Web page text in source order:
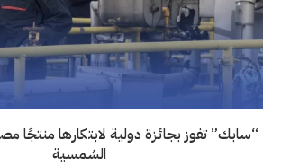
“سابك” تفوز بجائزة دولية لابتكارها منتجًا
الشمسية